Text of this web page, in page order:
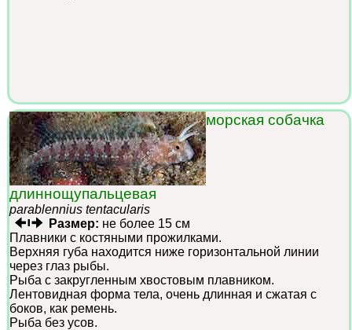
морская собачка
длиннощупальцевая
parablennius tentacularis
Размер: не более 15 см
Плавники с костяными прожилками.
Верхняя губа находится ниже горизонтальной линии
через глаз рыбы.
Рыба с закругленным хвостовым плавником.
Лентовидная форма тела, очень длинная и сжатая с
боков, как ремень.
Рыба без усов.